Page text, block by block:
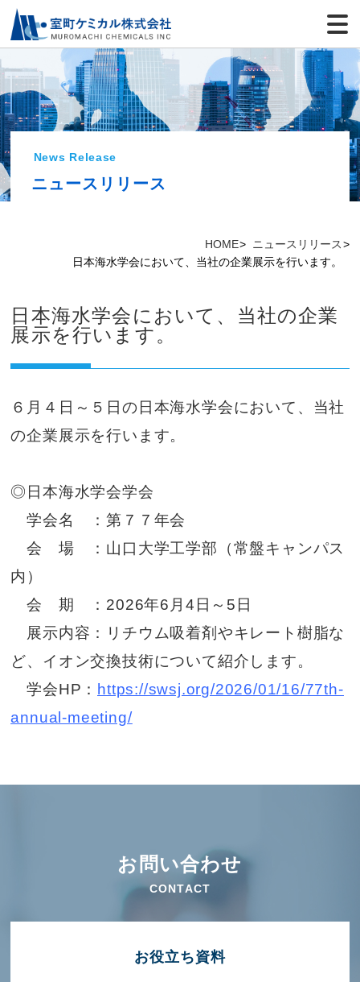
HOME
ニュースリリース
日本海水学会において、当社の企業展示を行います。
News Release
ニュースリリース
日本海水学会において、当社の企業
展示を行います。
６月４日～５日の日本海水学会において、当社
の企業展示を行います。
◎日本海水学会学会
学会名 ：第７７年会
会 場 ：山口大学工学部（常盤キャンパス
内）
会 期 ：2026年6月4日～5日
展示内容：リチウム吸着剤やキレート樹脂な
ど、イオン交換技術について紹介します。
学会HP： https://swsj.org/2026/01/16/77th-
annual-meeting/
お問い合わせ
CONTACT
お役⽴ち資料